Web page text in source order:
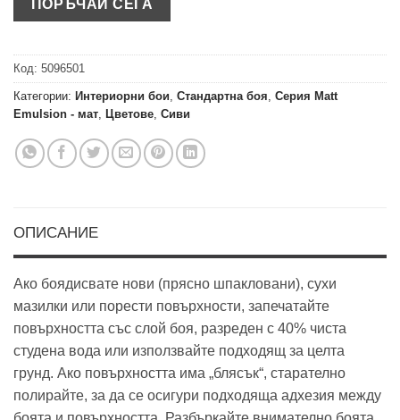
Код: 5096501
Категории: Интериорни бои Стандартна боя Серия Matt
Emulsion - мат Цветове Сиви
ОПИСАНИЕ
Ако боядисвате нови (прясно шпакловани), сухи
мазилки или порести повърхности, запечатайте
повърхността със слой боя, разреден с 40% чиста
студена вода или използвайте подходящ за целта
грунд. Ако повърхността има „блясък“, старателно
полирайте, за да се осигури подходяща адхезия между